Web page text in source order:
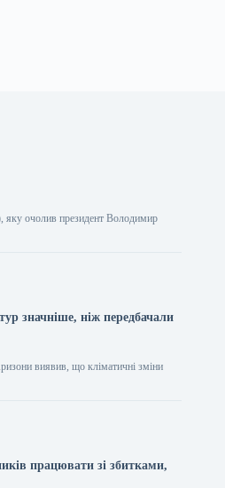
яку очолив президент Володимир
значніше, ніж передбачали
виявив, що кліматичні зміни
працювати зі збитками,